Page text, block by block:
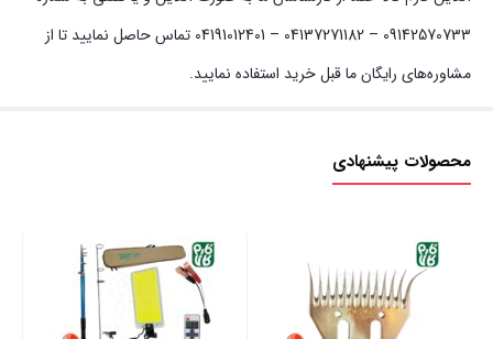
09142570733 – 04137271182 – 04191012401 تماس حاصل نمایید تا از
مشاوره‌های رایگان ما قبل خرید استفاده نمایید.
محصولات پیشنهادی